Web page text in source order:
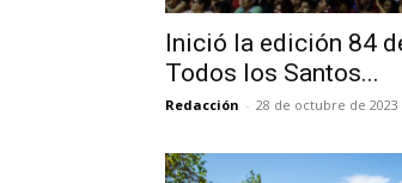
Inició la edición 84
Todos los Santos...
Redacción - 28 de octubre de 2023